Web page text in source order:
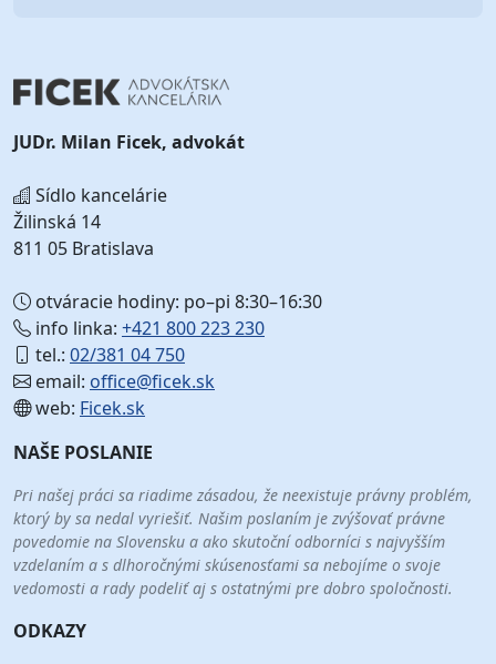
JUDr. Milan Ficek, advokát
Sídlo kancelárie
Žilinská 14
811 05 Bratislava
otváracie hodiny: po–pi 8:30–16:30
info linka: +421 800 223 230
tel.: 02/381 04 750
email: office@ficek.sk
web: Ficek.sk
NAŠE POSLANIE
Pri našej práci sa riadime zásadou, že neexistuje právny problém,
ktorý by sa nedal vyriešiť. Našim poslaním je zvýšovať právne
povedomie na Slovensku a ako skutoční odborníci s najvyšším
vzdelaním a s dlhoročnými skúsenosťami sa nebojíme o svoje
vedomosti a rady podeliť aj s ostatnými pre dobro spoločnosti.
ODKAZY